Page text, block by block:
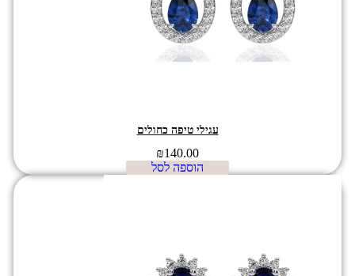
עגילי טיפה כחולים
₪140.00
הוספה לסל